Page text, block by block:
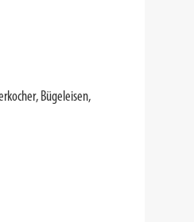
Bügeleisen,